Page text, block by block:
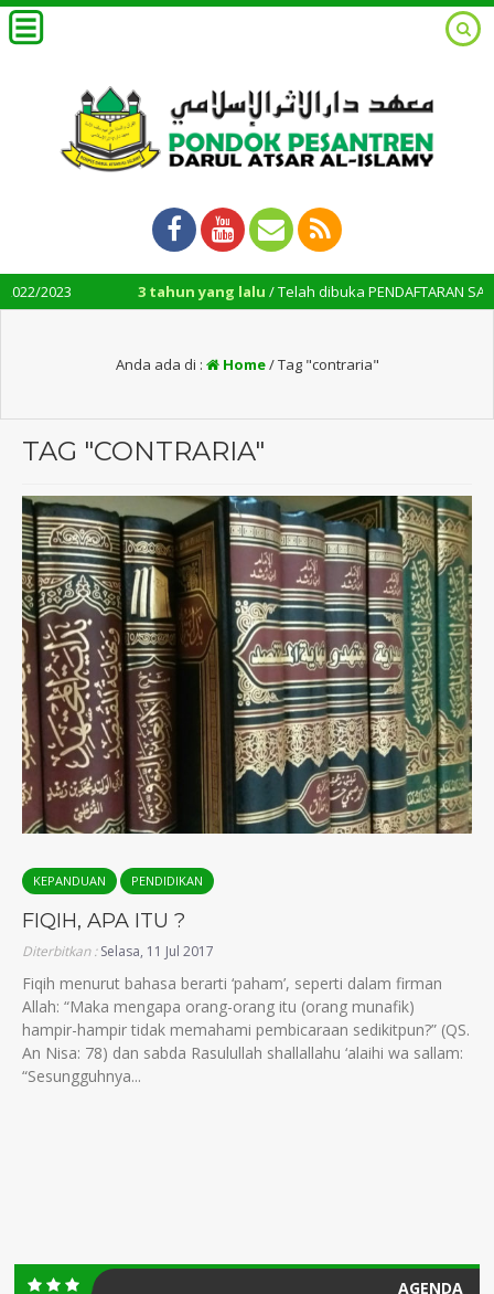
3 tahun yang lalu/ Telah dibuka PENDAFTARAN
Anda ada di : Home/Tag "contraria"
TAG "CONTRARIA"
KEPANDUAN PENDIDIKAN
FIQIH, APA ITU ?
Diterbitkan :Selasa, 11 Jul 2017
Fiqih menurut bahasa berarti ‘paham’, seperti dalam firman
Allah: “Maka mengapa orang-orang itu (orang munafik)
hampir-hampir tidak memahami pembicaraan sedikitpun?” (QS.
An Nisa: 78) dan sabda Rasulullah shallallahu ‘alaihi wa sallam:
“Sesungguhnya...
AGENDA